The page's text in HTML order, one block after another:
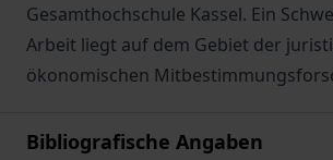
Gesamthochschule Kassel. Ein
Arbeit liegt auf dem Gebiet der
ökonomischen
Bibliografische Angaben